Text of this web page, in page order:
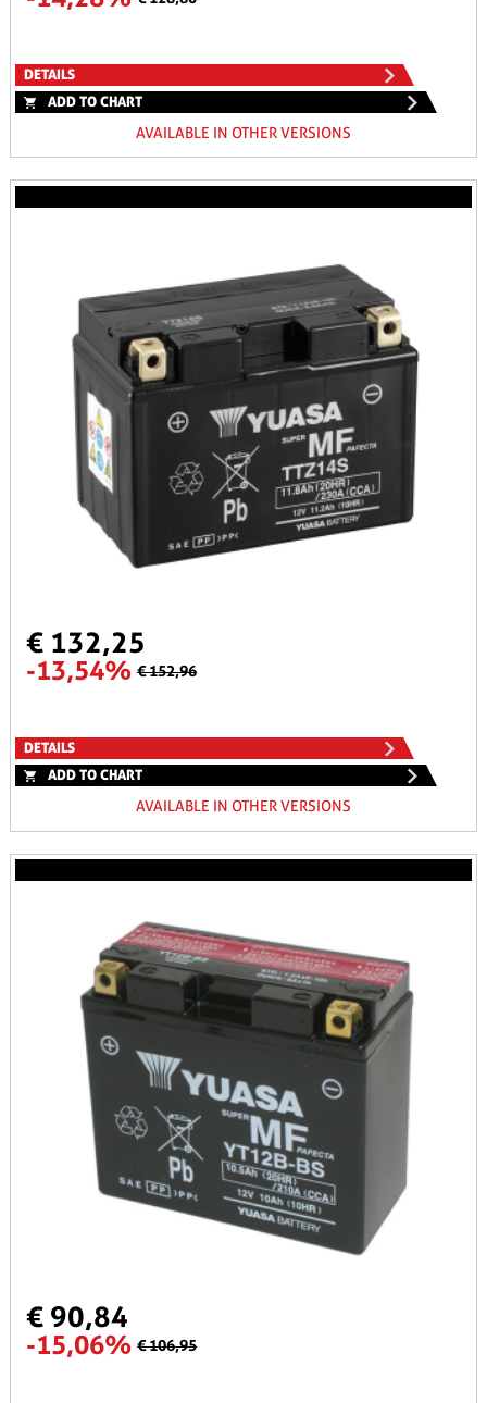
DETAILS
ADD TO CHART
AVAILABLE IN OTHER VERSIONS
€ 132,25
-13,54% € 152,96
DETAILS
ADD TO CHART
AVAILABLE IN OTHER VERSIONS
€ 90,84
-15,06% € 106,95